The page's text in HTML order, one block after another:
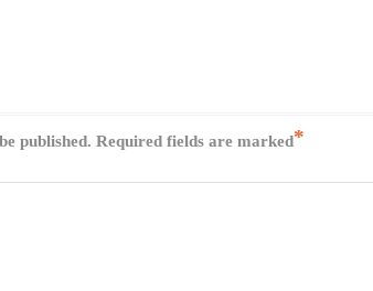
published. Required fields are marked*